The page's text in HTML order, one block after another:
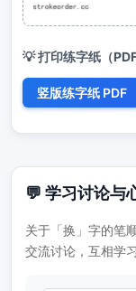
💡 打印练字纸（PDF
竖版练字纸 PDF
💬 学习讨论与
关于「换」字的笔
交流讨论，互相学